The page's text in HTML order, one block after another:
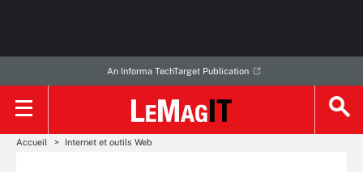
An Informa TechTarget Publication
Accueil Internet et outils Web